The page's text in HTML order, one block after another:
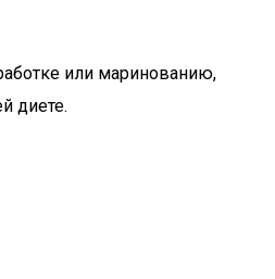
или маринованию,
диете.